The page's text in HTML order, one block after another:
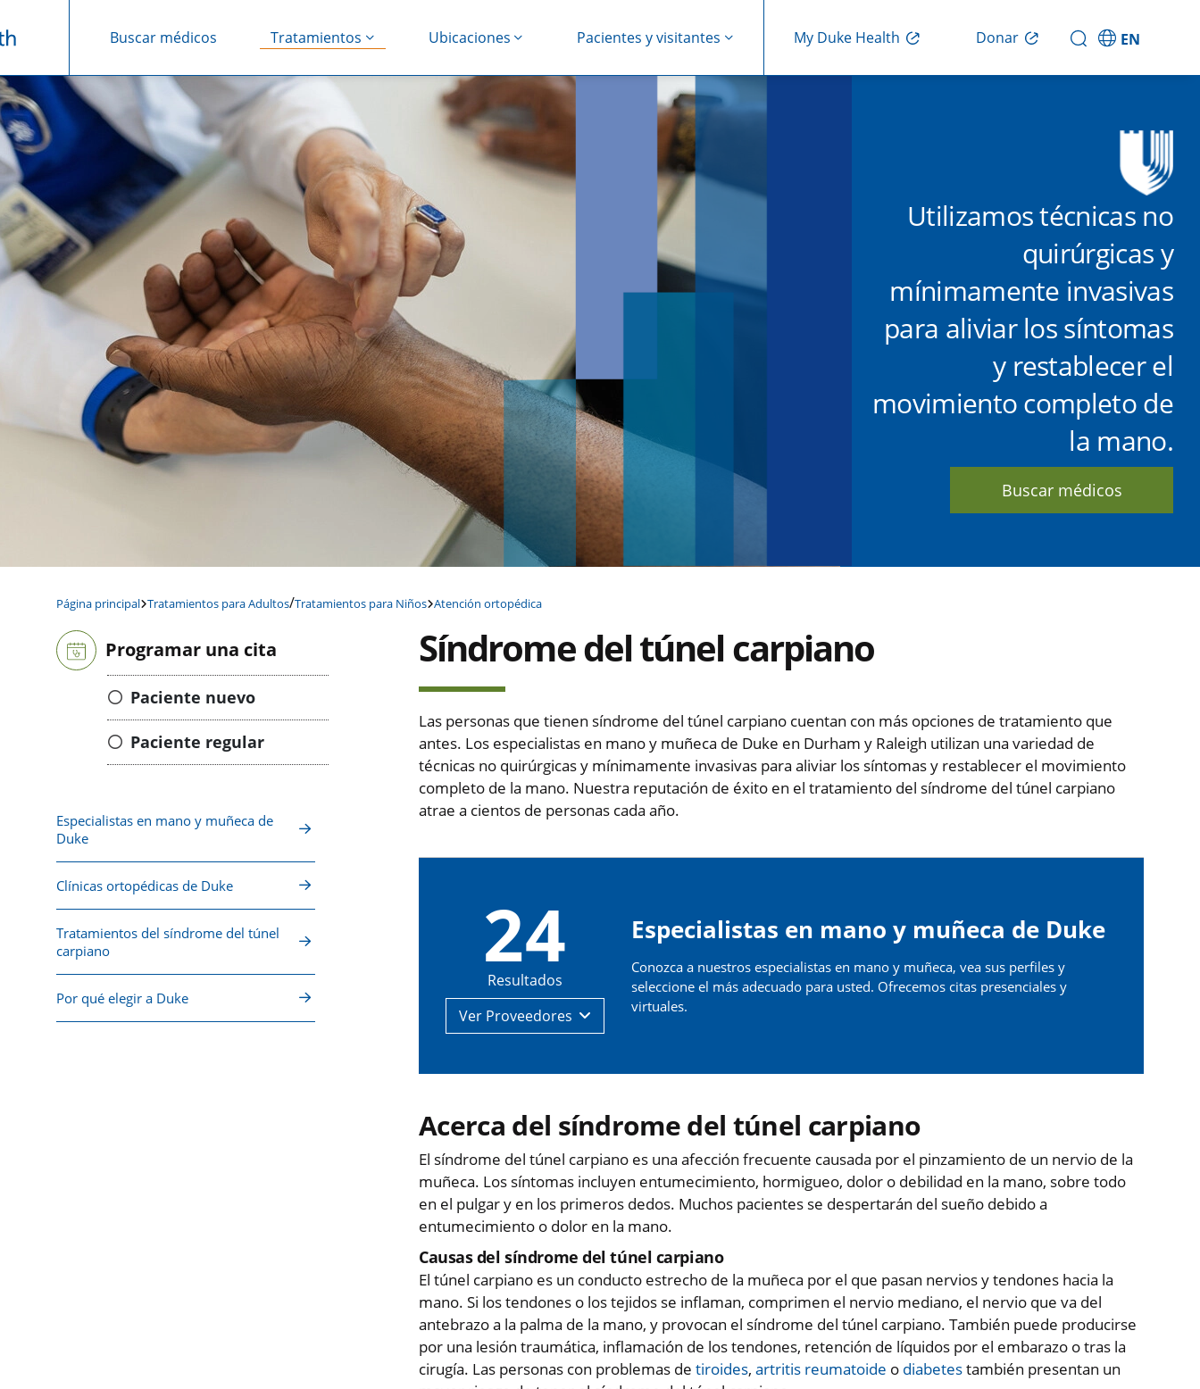
Saltar navegación
Buscar médicos Tratamientos Ubicaciones Pacientes y visitantes My Duke Health Donar EN
Utilizamos técnicas no
quirúrgicas y
mínimamente invasivas
para aliviar los síntomas
y restablecer el
movimiento completo de
la mano.
Buscar médicos
Página principal Tratamientos para Adultos/Tratamientos para Niños Atención ortopédica
Programar una cita
Paciente nuevo
Paciente regular
Especialistas en mano y muñeca de
Duke
Clínicas ortopédicas de Duke
Tratamientos del síndrome del túnel
carpiano
Por qué elegir a Duke
Síndrome del túnel carpiano
Las personas que tienen síndrome del túnel carpiano cuentan con más opciones de tratamiento que
antes. Los especialistas en mano y muñeca de Duke en Durham y Raleigh utilizan una variedad de
técnicas no quirúrgicas y mínimamente invasivas para aliviar los síntomas y restablecer el movimiento
completo de la mano. Nuestra reputación de éxito en el tratamiento del síndrome del túnel carpiano
atrae a cientos de personas cada año.
24
Resultados
Ver Proveedores
Especialistas en mano y muñeca de Duke
Conozca a nuestros especialistas en mano y muñeca, vea sus perfiles y
seleccione el más adecuado para usted. Ofrecemos citas presenciales y
virtuales.
Acerca del síndrome del túnel carpiano
El síndrome del túnel carpiano es una afección frecuente causada por el pinzamiento de un nervio de la
muñeca. Los síntomas incluyen entumecimiento, hormigueo, dolor o debilidad en la mano, sobre todo
en el pulgar y en los primeros dedos. Muchos pacientes se despertarán del sueño debido a
entumecimiento o dolor en la mano.
Causas del síndrome del túnel carpiano
El túnel carpiano es un conducto estrecho de la muñeca por el que pasan nervios y tendones hacia la
mano. Si los tendones o los tejidos se inflaman, comprimen el nervio mediano, el nervio que va del
antebrazo a la palma de la mano, y provocan el síndrome del túnel carpiano. También puede producirse
por una lesión traumática, inflamación de los tendones, retención de líquidos por el embarazo o tras la
cirugía. Las personas con problemas de tiroides, artritis reumatoide o diabetestambién presentan un